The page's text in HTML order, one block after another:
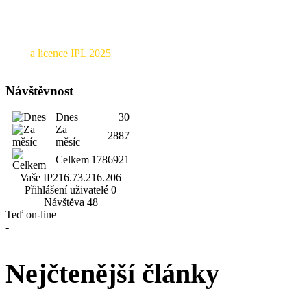
a licence IPL 2025
Návštěvnost
Dnes
30
Za
měsíc
2887
Celkem 1786921
Vaše IP216.73.216.206
Přihlášení uživatelé 0
Návštěva 48
Teď on-line
-
Nejčtenější články